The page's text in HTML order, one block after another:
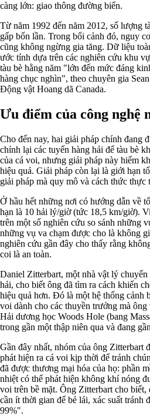
càng lớn: giao thông đường biển.
Từ năm 1992 đến năm 2012, số lượng
gấp bốn lần. Trong bối cảnh đó, nguy
cũng không ngừng gia tăng. Dữ liệu
ước tính dựa trên các nghiên cứu khu
tàu bè hằng năm "lớn đến mức đáng
hàng chục nghìn", theo chuyên gia
Động vật Hoang dã Canada.
Ưu điểm của công nghệ
Cho đến nay, hai giải pháp chính đang
chỉnh lại các tuyến hàng hải để tàu bè
của cá voi, nhưng giải pháp này hiếm
hiệu quả. Giải pháp còn lại là giới hạn
giải pháp mà quy mô và cách thức
Ở hầu hết những nơi có hướng dẫn về
hạn là 10 hải lý/giờ (tức 18,5 km/giờ).
trên một số nghiên cứu so sánh những
những vụ va chạm được cho là không
nghiên cứu gần đây cho thấy rằng
coi là an toàn.
Daniel Zitterbart, một nhà vật lý
hải, cho biết ông đã tìm ra cách khiến
hiệu quả hơn. Đó là một hệ thống cảnh
voi dành cho các thuyền trưởng mà
Hải dương học Woods Hole (bang
trong gần một thập niên qua và đang
Gần đây nhất, nhóm của ông Zitterbart
phát hiện ra cá voi kịp thời để tránh
đã được thương mại hóa của họ: phần
nhiệt có thể phát hiện không khí nóng
voi trên bề mặt. Ông Zitterbart cho
cần ít thời gian để bẻ lái, xác suất tránh
99%".